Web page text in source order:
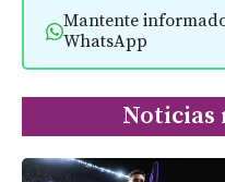
Mantente
WhatsApp
Noticias